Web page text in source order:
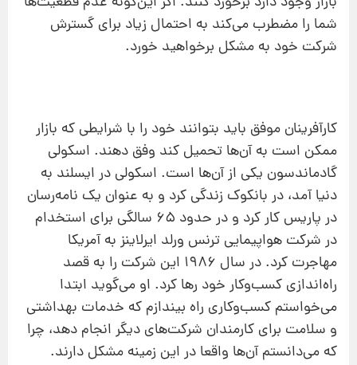
شما را مضطرب می‌کند به احتمال زیاد برای گسترش
شرکت خود به مشکل برخواهید خورد.
کارآفرینان موفق باید بتوانند خود را با شرایطی که بازار
ممکن است به آن‌ها تحمیل کند وفق دهند. اسکولی
گادماندسون یکی از آن‌ها است. اسکولی در ایسلند به
دنیا آمد، در بانکوک زندگی کرد و به عنوان یک نامه‌رسان
در پاریس کار کرد و در حدود 65 سالگی برای استخدام
در شرکت هواپیمایی ترنس ورلد ایرلاینز به آمریکا
مهاجرت کرد. در سال 1986 این شرکت را به قصد
راه‌اندازی کسب‌وکار خود رها کرد. او می‌گوید ابتدا
می‌خواستم کسب‌وکاری راه بیندازم که خدمات بهداشتی
و سلامت برای کارمندان شرکت‌های دیگر انجام دهد، چرا
که می‌دانستم آن‌ها واقعا در این زمینه مشکل دارند.